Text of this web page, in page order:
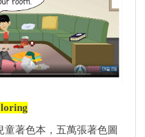
童著色本，五萬張著色圖